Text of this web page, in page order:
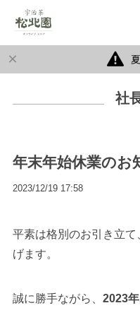
社
年末年始休業のお
2023/12/19 17:58
平素は格別のお引き立
げます。
誠に勝手ながら、 2023